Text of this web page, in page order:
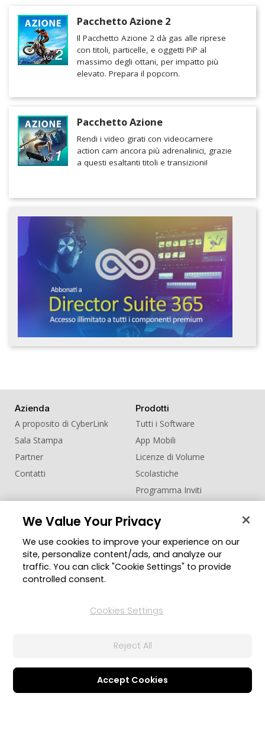
Pacchetto Azione 2
Il Pacchetto Azione 2 dà gas alle riprese
con titoli, particelle, e oggetti PiP al
massimo degli ottani, per impatto più
elevato. Prepara il popcorn.
Pacchetto Azione
Rendi i video girati con videocamere
action cam ancora più adrenalinici, grazie
a questi esaltanti titoli e transizioni!
Azienda
A proposito di CyberLink
Sala Stampa
Partner
Contatti
Prodotti
Tutti i Software
App Mobili
Licenze di Volume
Scolastiche
Programma Inviti
Soluzioni Business
Assistenza
Centro assistenza
Aggiornamenti Software
Centro Apprendimento
We Value Your Privacy
We use cookies to improve your experience on our
site, personalize content/ads, and analyze our
traffic. You can click "Cookie Settings" to provide
controlled consent.
Cookies Settings
Reject All
Accept Cookies